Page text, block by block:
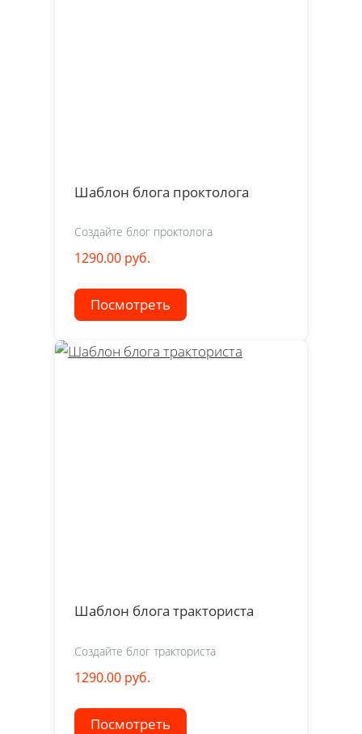
Шаблон блога проктолога
Создайте блог проктолога
1290.00 руб.
Посмотреть
Шаблон блога тракториста
Создайте блог тракториста
1290.00 руб.
Посмотреть